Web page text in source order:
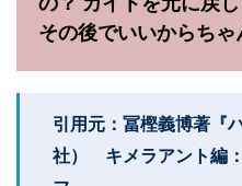
の？ カイトを元に戻
その後でいいからち
引用元：冨樫義博著『
社） キメラアント編